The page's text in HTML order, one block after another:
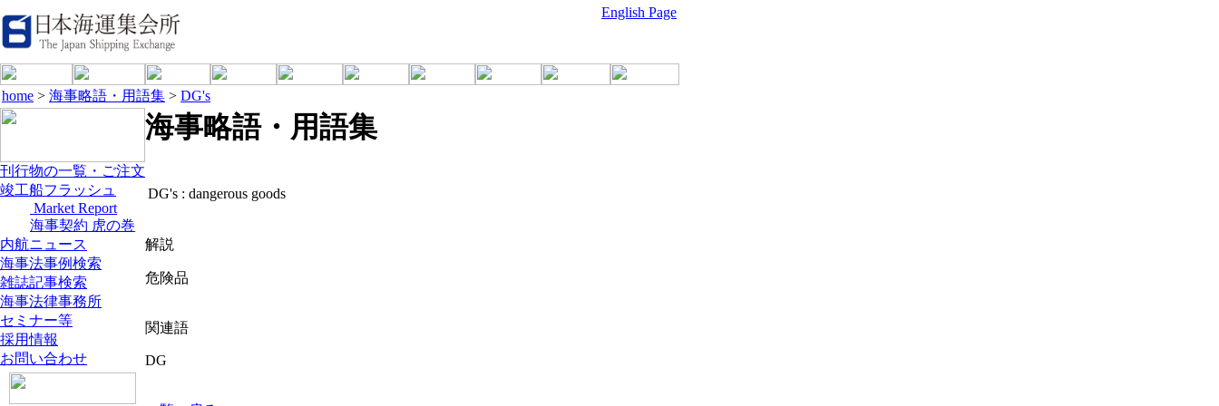
English Page
home > 海事略語・用語集 > DG's
刊行物の一覧・ご注文
竣工船フラッシュ
Market Report
海事契約 虎の巻
内航ニュース
海事法事例検索
雑誌記事検索
海事法律事務所
セミナー等
採用情報
お問い合わせ
海事略語・用語集
DG's : dangerous goods
解説
危険品
関連語
DG